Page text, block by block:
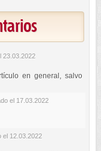
23.03.2022
en general, salvo
el 17.03.2022
el 12.03.2022